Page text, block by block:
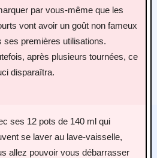
par vous-même que les
vont avoir un goût non fameux
ses premières utilisations.
après plusieurs tournées, ce
disparaîtra.
ses 12 pots de 140 ml qui
se laver au lave-vaisselle,
allez pouvoir vous débarrasser